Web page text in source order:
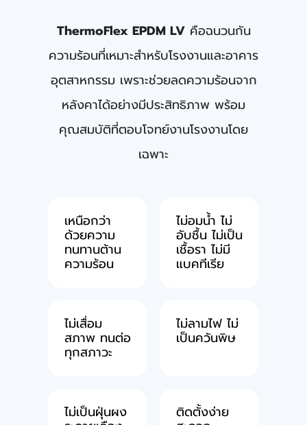
ThermoFlex EPDM LVคือฉนวนกัน
ความร้อนที่เหมาะสําหรับโรงงานและอาคาร
อุตสาหกรรม เพราะช่วยลดความร้อนจาก
หลังคาได้อย่างมีประสิทธิภาพ พร้อม
คุณสมบัติที่ตอบโจทย์งานโรงงานโดย
เฉพาะ
เหนือกว่า
ด้วยความ
ทนทานต้าน
ความร้อน
ไม่อมนํ้า ไม่
อับชื้น ไม่เป็น
เชื้อรา ไม่มี
แบคทีเรีย
ไม่เสื่อม
สภาพ ทนต่อ
ทุกสภาวะ
ไม่ลามไฟ ไม่
เป็นควันพิษ
ไม่เป็นฝุ่นผง ติดตั้งง่าย